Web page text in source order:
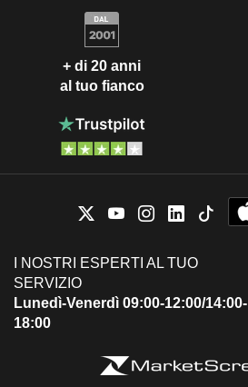
+ di 20 anni
al tuo fianco
I NOSTRI ESPERTI AL TUO
SERVIZIO
Lunedì-Venerdì 09:00-12:00/14:00-
18:00